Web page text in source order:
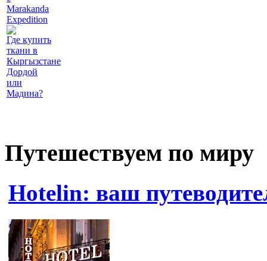
Marakanda
Expedition
Где купить
ткани в
Кыргызстане
Дордой
или
Мадина?
Путешествуем по миру
Hotelin: ваш